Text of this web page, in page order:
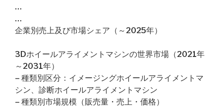
…
…
企業別売上及び市場シェア（～2025年）
3Dホイールアライメントマシンの世界市場（2021年
～2031年）
– 種類別区分：イメージングホイールアライメントマ
シン、診断ホイールアライメントマシン
– 種類別市場規模（販売量・売上・価格）